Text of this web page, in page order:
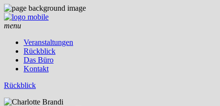
menu
Veranstaltungen
Rückblick
Das Büro
Kontakt
Rückblick